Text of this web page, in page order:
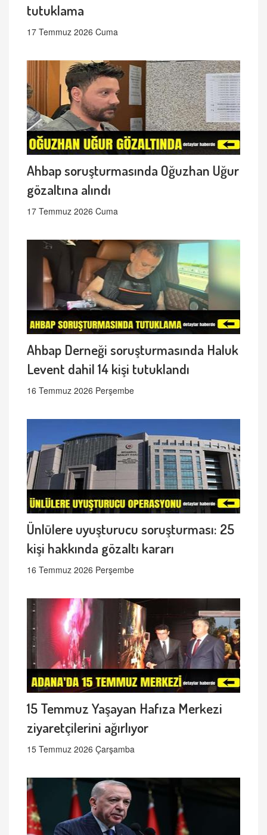
tutuklama
17 Temmuz 2026 Cuma
Ahbap soruşturmasında Oğuzhan Uğur
gözaltına alındı
17 Temmuz 2026 Cuma
Ahbap Derneği soruşturmasında Haluk
Levent dahil 14 kişi tutuklandı
16 Temmuz 2026 Perşembe
Ünlülere uyuşturucu soruşturması: 25
kişi hakkında gözaltı kararı
16 Temmuz 2026 Perşembe
15 Temmuz Yaşayan Hafıza Merkezi
ziyaretçilerini ağırlıyor
15 Temmuz 2026 Çarşamba